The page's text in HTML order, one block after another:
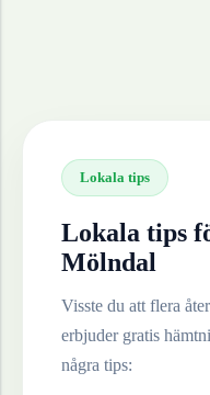
Lokala tips
Lokala tips
Mölndal
Visste du att flera
erbjuder gratis
några tips: